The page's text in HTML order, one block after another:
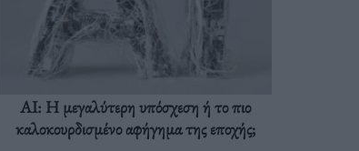
AI: Η μεγαλύτερη υπόσχεση ή το πιο
καλοκουρδισμένο αφήγημα της εποχής;